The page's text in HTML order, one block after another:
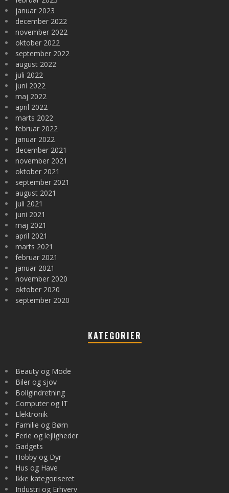
januar 2023
december 2022
november 2022
oktober 2022
september 2022
august 2022
juli 2022
juni 2022
maj 2022
april 2022
marts 2022
februar 2022
januar 2022
december 2021
november 2021
oktober 2021
september 2021
august 2021
juli 2021
juni 2021
maj 2021
april 2021
marts 2021
februar 2021
januar 2021
november 2020
oktober 2020
september 2020
KATEGORIER
Beauty og Mode
Biler og sjov
Boligindretning
Computer og IT
Elektronik
Familie og Børn
Ferie og lejligheder
Gadgets
Hobby og Dyr
Hus og Have
Ikke kategoriseret
Industri og Erhverv